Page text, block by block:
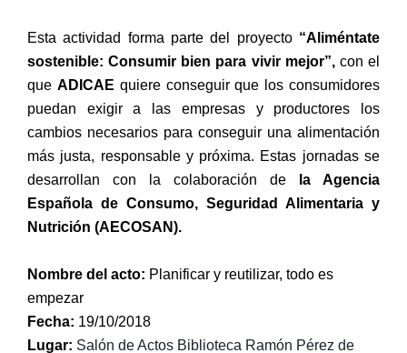
Esta actividad forma parte del proyecto “Aliméntate
sostenible: Consumir bien para vivir mejor”,con el
que ADICAE quiere conseguir que los consumidores
puedan exigir a las empresas y productores los
cambios necesarios para conseguir una alimentación
más justa, responsable y próxima. Estas jornadas se
desarrollan con la colaboración de
la Agencia
Española de Consumo, Seguridad Alimentaria y
Nutrición (AECOSAN).
Nombre del acto: Planificar y reutilizar, todo es
empezar
Fecha: 19/10/2018
Lugar: Salón de Actos Biblioteca Ramón Pérez de